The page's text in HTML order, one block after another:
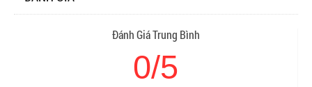
Đánh Giá Trung Bình
0/5